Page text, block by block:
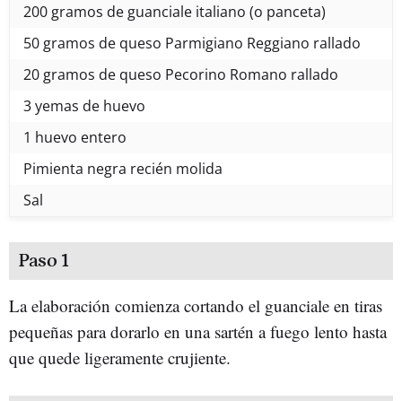
200 gramos de guanciale italiano (o panceta)
50 gramos de queso Parmigiano Reggiano rallado
20 gramos de queso Pecorino Romano rallado
3 yemas de huevo
1 huevo entero
Pimienta negra recién molida
Sal
Paso 1
La elaboración comienza cortando el guanciale en tiras
pequeñas para dorarlo en una sartén a fuego lento hasta
que quede ligeramente crujiente.